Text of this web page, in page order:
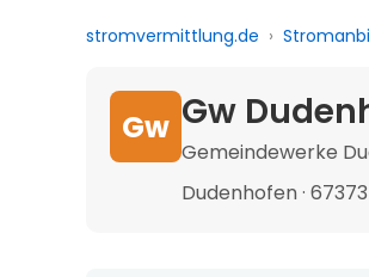
stromvermittlung.de ›
Gw Gw
Gemeindewerke
Dudenhofen · 67373